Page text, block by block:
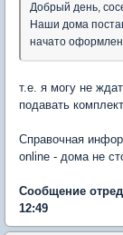
Добрый день,
Наши дома
начато
т.е. я могу не
подавать
Справочная
online - дома не
Сообщение
12:49